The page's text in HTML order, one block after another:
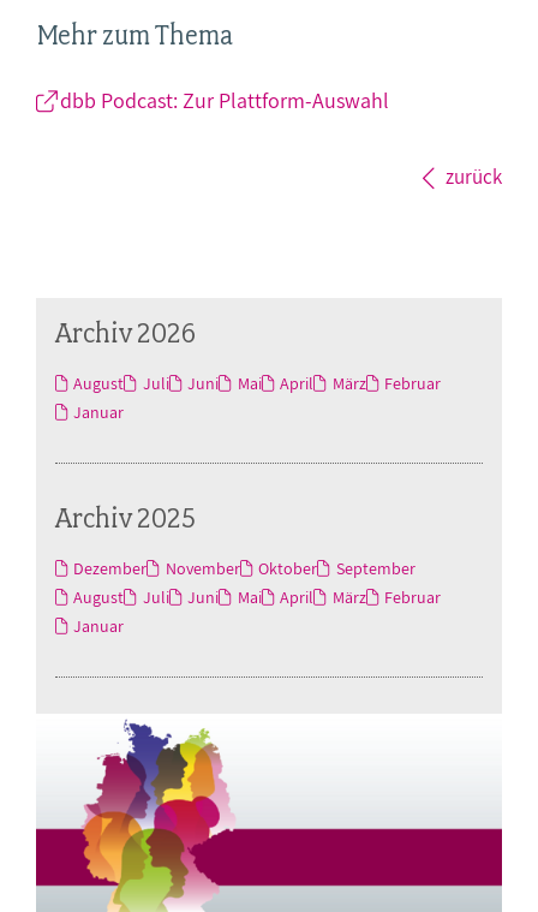
Mehr zum Thema
dbb Podcast: Zur Plattform-Auswahl
zurück
Archiv 2026
August Juli Juni Mai April März
Februar
Januar
Archiv 2025
Dezember November Oktober
September
August
Juli Juni Mai April März
Februar
Januar